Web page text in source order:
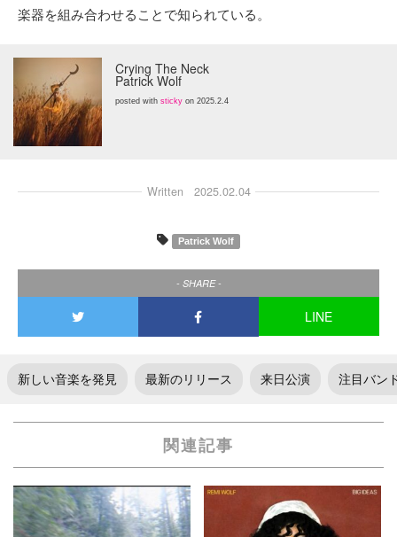
楽器を組み合わせることで知られている。
Crying The Neck
Patrick Wolf
posted with sticky on 2025.2.4
Written 2025.02.04
Patrick Wolf
- SHARE -
LINE
新しい音楽を発見 最新のリリース 来日公演 注目バン
関連記事